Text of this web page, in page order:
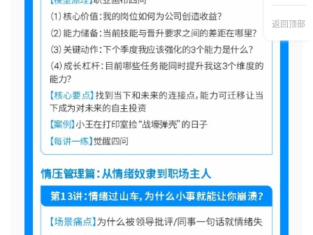
返回顶部